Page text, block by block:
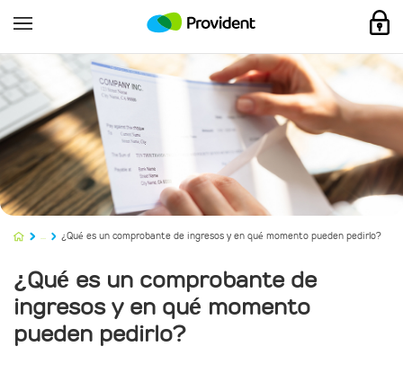
... ¿Qué es un comprobante de ingresos y en qué momento pueden pedirlo?
¿Qué es un comprobante de
ingresos y en qué momento
pueden pedirlo?